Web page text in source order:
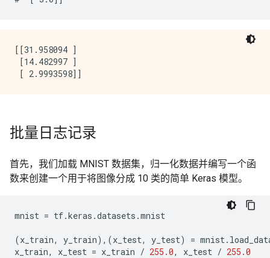
[[31.958094 ]
[14.482997 ]
批量日志记录
首先，我们加载 MNIST 数据集，归一化数据并编写一个函
数来创建一个用于将图像分成 10 类的简单 Keras 模型。
mnist = tf.keras .datasets .mnist
(x_train, y_train),(x_test, y_test) = mnist.
x_train, x_test = x_train / 255.0, x_test / 255.0